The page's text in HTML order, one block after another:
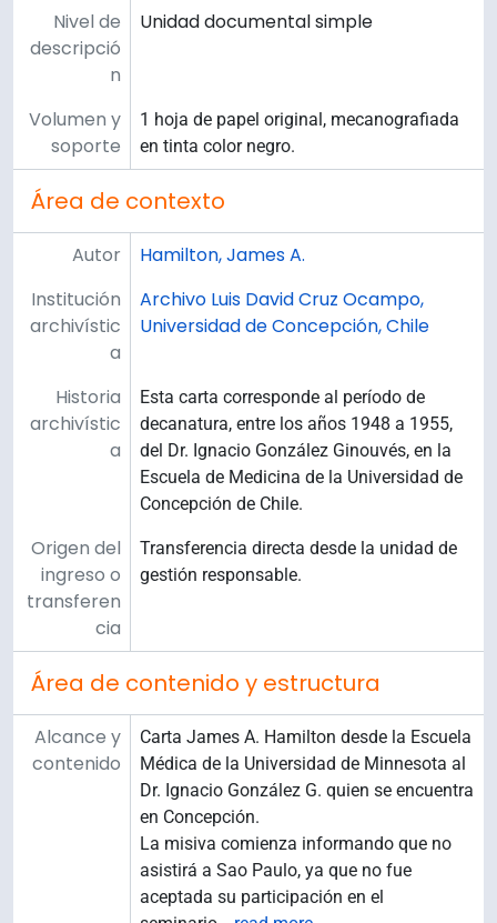
Nivel de
descripció
n
Unidad documental simple
Volumen y
soporte
1 hoja de papel original, mecanografiada
en tinta color negro.
Área de contexto
Autor
Hamilton, James A.
Institución
archivístic
a
Archivo Luis David Cruz Ocampo,
Universidad de Concepción, Chile
Historia
archivístic
a
Esta carta corresponde al período de
decanatura, entre los años 1948 a 1955,
del Dr. Ignacio González Ginouvés, en la
Escuela de Medicina de la Universidad de
Concepción de Chile.
Origen del
ingreso o
transferen
cia
Transferencia directa desde la unidad de
gestión responsable.
Área de contenido y estructura
Alcance y
contenido
Carta James A. Hamilton desde la Escuela
Médica de la Universidad de Minnesota al
Dr. Ignacio González G. quien se encuentra
en Concepción.
La misiva comienza informando que no
asistirá a Sao Paulo, ya que no fue
aceptada su participación en el